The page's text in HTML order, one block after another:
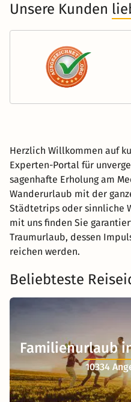
Unsere Kunden
Herzlich Willkommen auf
Experten-Portal für
sagenhafte Erholung am
Wanderurlaub mit der
Städtetrips oder sinnliche
mit uns finden Sie
Traumurlaub, dessen
reichen werden.
Beliebteste
Familienurlaub
10334